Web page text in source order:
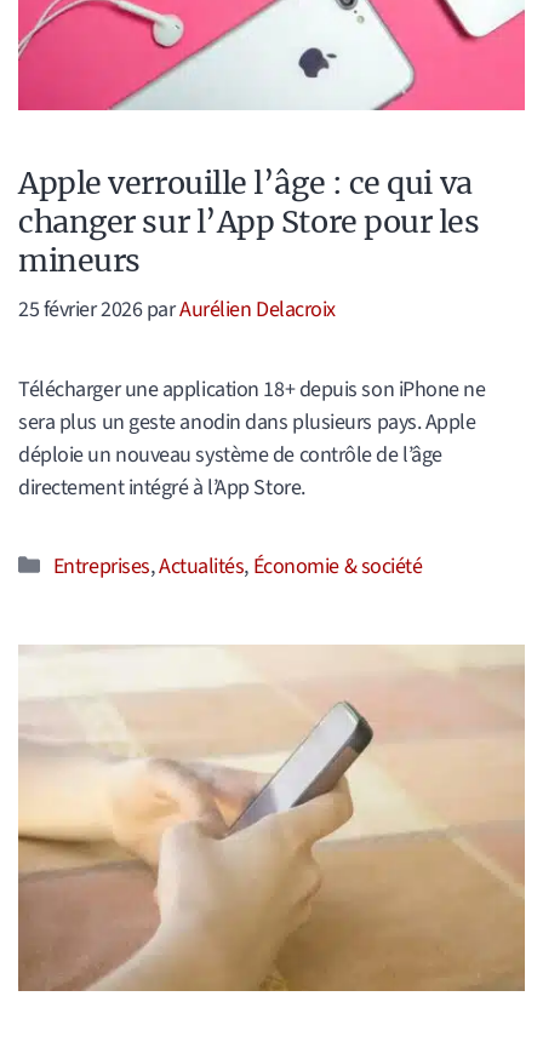
Apple verrouille l’âge : ce qui va
changer sur l’App Store pour les
mineurs
25 février 2026parAurélien Delacroix
Télécharger une application 18+ depuis son iPhone ne
sera plus un geste anodin dans plusieurs pays. Apple
déploie un nouveau système de contrôle de l’âge
directement intégré à l’App Store.
Catégories
Entreprises,Actualités, Économie & société